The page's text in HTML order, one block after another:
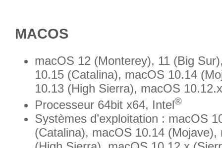
MACOS
macOS 12 (Monterey), 11 (Big
10.15 (Catalina), macOS 10.14
10.13 (High Sierra), macOS
Processeur 64bit x64, Intel®
Systèmes d’exploitation : macOS
(Catalina), macOS 10.14 (Mojave),